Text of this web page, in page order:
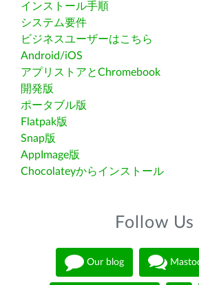
インストール手順
システム要件
ビジネスユーザーはこちら
Android/iOS
アプリストアとChromebook
開発版
ポータブル版
Flatpak版
Snap版
AppImage版
Chocolateyからインストール
Follow Us
Our blog